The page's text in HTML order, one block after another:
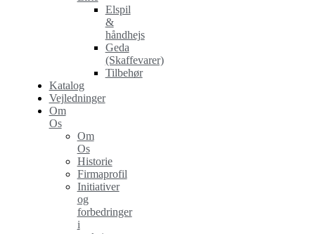
Elspil
&
håndhejs
Geda
(Skaffevarer)
Tilbehør
Katalog
Vejledninger
Om
Os
Om
Os
Historie
Firmaprofil
Initiativer
og
forbedringer
i